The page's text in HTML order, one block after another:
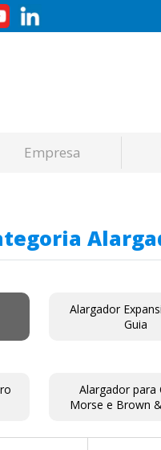
Empresa
Alargador
Guia
Alargador para
Morse e Brown